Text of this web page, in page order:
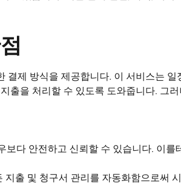
결제 방식을 제공합니다. 이 서비스는
출을 처리할 수 있도록 도와줍니다. 그
다 안전하고 신뢰할 수 있습니다. 이
출 및 청구서 관리를 자동화함으로써